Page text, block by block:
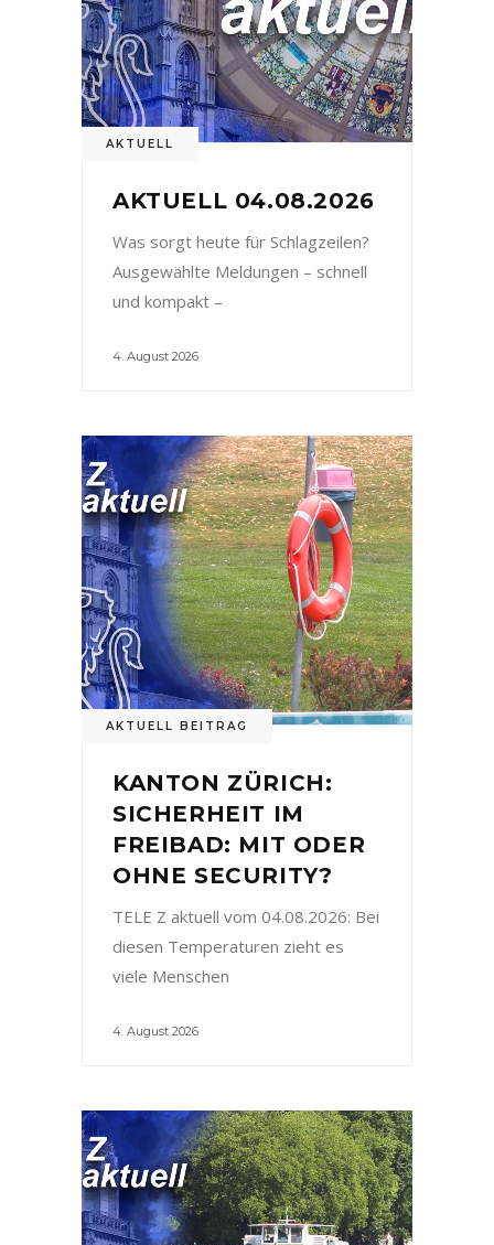
AKTUELL
AKTUELL 04.08.2026
Was sorgt heute für Schlagzeilen?
Ausgewählte Meldungen – schnell
und kompakt –
4. August 2026
AKTUELL BEITRAG
KANTON ZÜRICH:
SICHERHEIT IM
FREIBAD: MIT ODER
OHNE SECURITY?
TELE Z aktuell vom 04.08.2026: Bei
diesen Temperaturen zieht es
viele Menschen
4. August 2026